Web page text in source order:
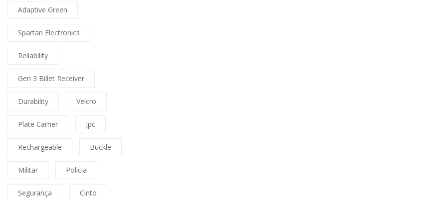
Adaptive Green
Spartan Electronics
Reliability
Gen 3 Billet Receiver
Durability Velcro
Plate Carrier Jpc
Rechargeable Buckle
Militar Policia
Segurança Cinto